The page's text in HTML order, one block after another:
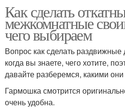
Как сделать
межкомнатные
чего выбираем
Вопрос как сделать раздвижные
когда вы знаете, чего хотите,
давайте разберемся, какими
Гармошка смотрится
очень удобна.